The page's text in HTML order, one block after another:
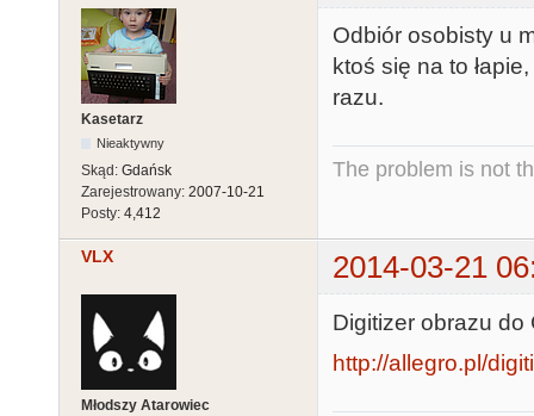
Kasetarz
Nieaktywny
Skąd: Gdańsk
Zarejestrowany: 2007-10-21
Posty: 4,412
Odbiór osobisty u
ktoś się na to
razu.
The problem is not
VLX 2014-03-21
Młodszy Atarowiec
Digitizer obrazu do
http://allegro.pl/